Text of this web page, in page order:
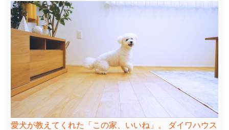
愛犬が教えてくれた「この家、いいね」。 ダイワハウス